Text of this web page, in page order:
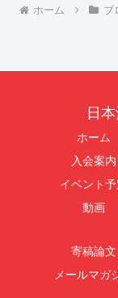
ホーム ブ
日
ホーム
入会案内
イベント
動画
寄稿論文
メールマガ